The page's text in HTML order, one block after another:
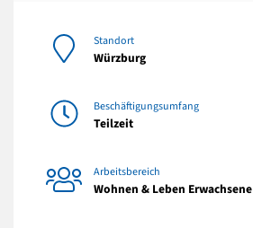
Standort
Würzburg
Beschäftigungsumfang
Teilzeit
Arbeitsbereich
Wohnen & Leben Erwachsene